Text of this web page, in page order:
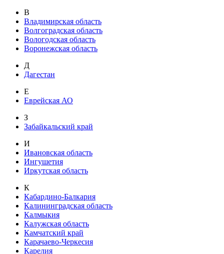
В
Владимирская область
Волгоградская область
Вологодская область
Воронежская область
Д
Дагестан
Е
Еврейская АО
З
Забайкальский край
И
Ивановская область
Ингушетия
Иркутская область
К
Кабардино-Балкария
Калининградская область
Калмыкия
Калужская область
Камчатский край
Карачаево-Черкесия
Карелия